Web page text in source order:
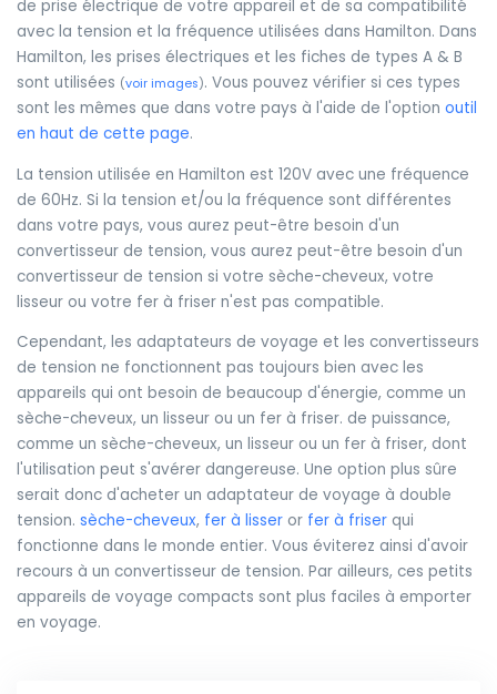
de prise électrique de votre appareil et de sa compatibilité
avec la tension et la fréquence utilisées dans Hamilton. Dans
Hamilton, les prises électriques et les fiches de types A & B
sont utilisées (voir images). Vous pouvez vérifier si ces types
sont les mêmes que dans votre pays à l'aide de l'option outil
en haut de cette page.
La tension utilisée en Hamilton est 120V avec une fréquence
de 60Hz. Si la tension et/ou la fréquence sont différentes
dans votre pays, vous aurez peut-être besoin d'un
convertisseur de tension, vous aurez peut-être besoin d'un
convertisseur de tension si votre sèche-cheveux, votre
lisseur ou votre fer à friser n'est pas compatible.
Cependant, les adaptateurs de voyage et les convertisseurs
de tension ne fonctionnent pas toujours bien avec les
appareils qui ont besoin de beaucoup d'énergie, comme un
sèche-cheveux, un lisseur ou un fer à friser. de puissance,
comme un sèche-cheveux, un lisseur ou un fer à friser, dont
l'utilisation peut s'avérer dangereuse. Une option plus sûre
serait donc d'acheter un adaptateur de voyage à double
tension. sèche-cheveux, fer à lisser or fer à friser qui
fonctionne dans le monde entier. Vous éviterez ainsi d'avoir
recours à un convertisseur de tension. Par ailleurs, ces petits
appareils de voyage compacts sont plus faciles à emporter
en voyage.